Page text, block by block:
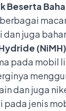
Beserta
juga
(NiMH)
pada mobil
dan juga
pada jenis